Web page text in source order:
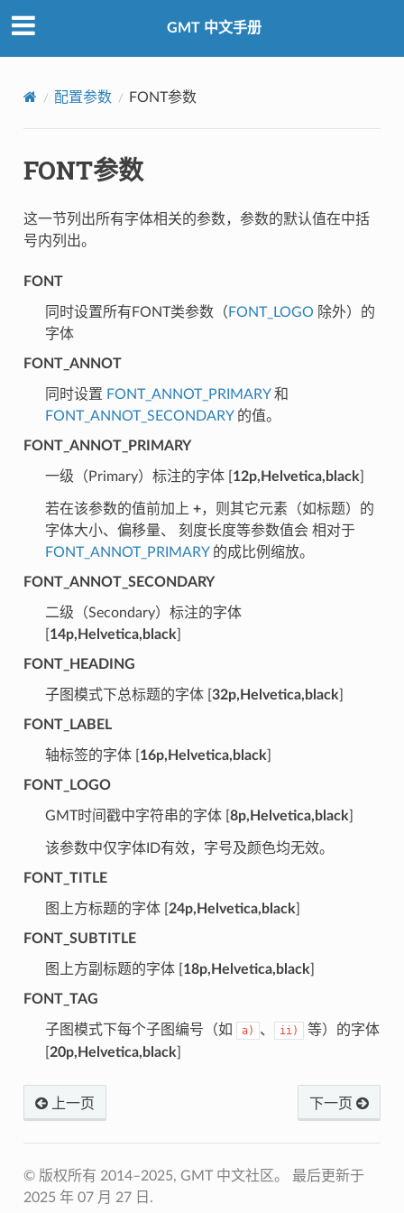
GMT 中文手册
配置参数 FONT参数
FONT参数
这一节列出所有字体相关的参数，参数的默认值在中括
号内列出。
FONT
同时设置所有FONT类参数（ FONT_LOGO 除外）的
字体
FONT_ANNOT
同时设置 FONT_ANNOT_PRIMARY和
FONT_ANNOT_SECONDARY的值。
FONT_ANNOT_PRIMARY
一级（Primary）标注的字体 [ 12p,Helvetica,black
若在该参数的值前加上 +，则其它元素（如标题）的
字体大小、偏移量、 刻度长度等参数值会 相对于
FONT_ANNOT_PRIMARY的成比例缩放。
FONT_ANNOT_SECONDARY
二级（Secondary）标注的字体
14p,Helvetica,black
FONT_HEADING
子图模式下总标题的字体 [ 32p,Helvetica,black
FONT_LABEL
轴标签的字体 [ 16p,Helvetica,black
FONT_LOGO
GMT时间戳中字符串的字体 [ 8p,Helvetica,black
该参数中仅字体ID有效，字号及颜色均无效。
FONT_TITLE
图上方标题的字体 [ 24p,Helvetica,black
FONT_SUBTITLE
图上方副标题的字体 [ 18p,Helvetica,black
FONT_TAG
子图模式下每个子图编号（如 a) 、 ii)
等）的字体
20p,Helvetica,black
上一页 下一页
© 版权所有 2014–2025, GMT 中文社区。 最后更新于
2025 年 07 月 27 日.